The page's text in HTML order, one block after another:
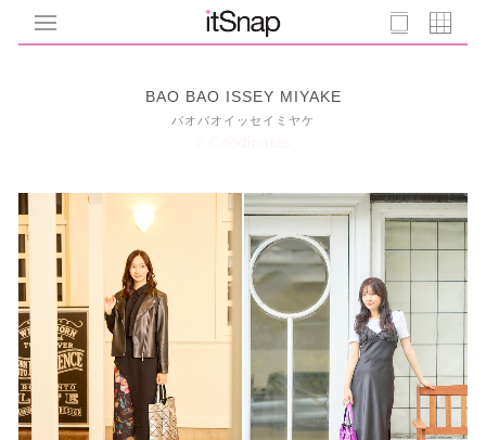
BAO BAO ISSEY MIYAKE
バオバオイッセイミヤケ
2 Coodinates